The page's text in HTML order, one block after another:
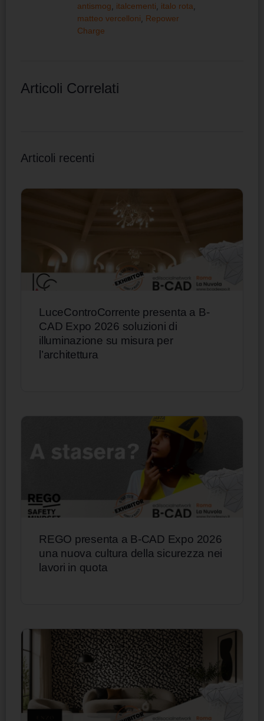
antismog
italcementi italo rota
matteo vercelloni
Repower
Charge
Articoli Correlati
Articoli recenti
LuceControCorrente presenta a B-
CAD Expo 2026 soluzioni di
illuminazione su misura per
l’architettura
REGO presenta a B-CAD Expo 2026
una nuova cultura della sicurezza nei
lavori in quota